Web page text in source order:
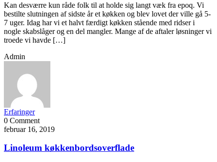
Kan desværre kun råde folk til at holde sig langt væk fra epoq. Vi
bestilte slutningen af sidste år et køkken og blev lovet der ville gå 5-
7 uger. Idag har vi et halvt færdigt køkken stående med ridser i
nogle skabslåger og en del mangler. Mange af de aftaler løsninger vi
troede vi havde […]
Admin
Erfaringer
0 Comment
februar 16, 2019
Linoleum køkkenbordsoverflade